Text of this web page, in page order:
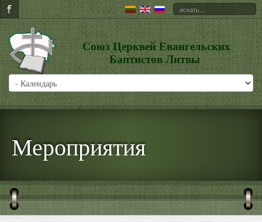
Союз Церквей Евангельских
Баптистов Литвы
Мероприятия